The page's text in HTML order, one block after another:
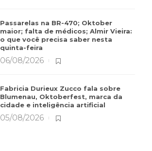
Passarelas na BR-470; Oktober
maior; falta de médicos; Almir Vieira:
o que você precisa saber nesta
quinta-feira
06/08/2026
Fabricia Durieux Zucco fala sobre
Blumenau, Oktoberfest, marca da
cidade e inteligência artificial
05/08/2026